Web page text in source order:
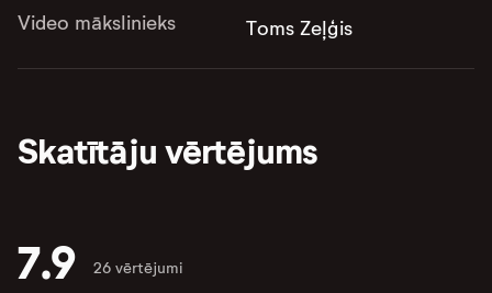
Video mākslinieks Toms Zeļģis
Skatītāju vērtējums
7.9 26 vērtējumi